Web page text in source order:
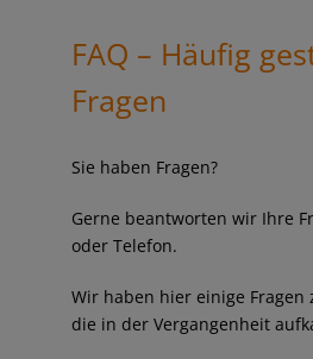
FAQ – Häufig
Fragen
Sie haben Fragen?
Gerne beantworten wir Ihre
oder Telefon.
Wir haben hier einige Fragen
die in der Vergangenheit